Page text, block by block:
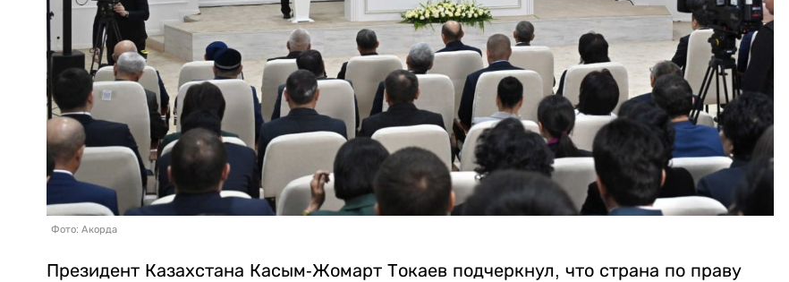
Фото: Акорда
Президент Казахстана Касым-Жомарт Токаев подчеркнул, что страна по праву